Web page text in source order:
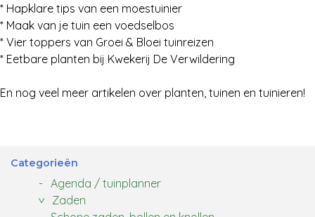
* Hapklare tips van een moestuinier
* Maak van je tuin een voedselbos
* Vier toppers van Groei & Bloei tuinreizen
* Eetbare planten bij Kwekerij De Verwildering
En nog veel meer artikelen over planten, tuinen en tuinieren!
Categorieën
Agenda / tuinplanner
Zaden